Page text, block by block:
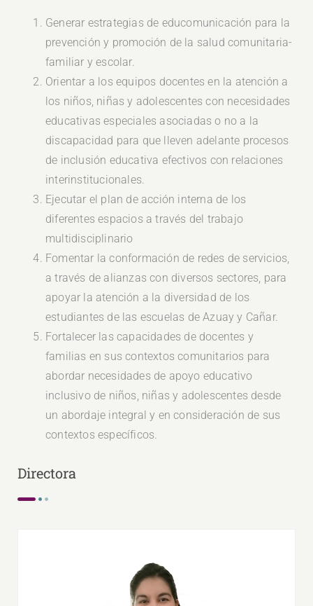
Generar estrategias de educomunicación para la
prevención y promoción de la salud comunitaria-
familiar y escolar.
Orientar a los equipos docentes en la atención a
los niños, niñas y adolescentes con necesidades
educativas especiales asociadas o no a la
discapacidad para que lleven adelante procesos
de inclusión educativa efectivos con relaciones
interinstitucionales.
Ejecutar el plan de acción interna de los
diferentes espacios a través del trabajo
multidisciplinario
Fomentar la conformación de redes de servicios,
a través de alianzas con diversos sectores, para
apoyar la atención a la diversidad de los
estudiantes de las escuelas de Azuay y Cañar.
Fortalecer las capacidades de docentes y
familias en sus contextos comunitarios para
abordar necesidades de apoyo educativo
inclusivo de niños, niñas y adolescentes desde
un abordaje integral y en consideración de sus
contextos específicos.
Directora